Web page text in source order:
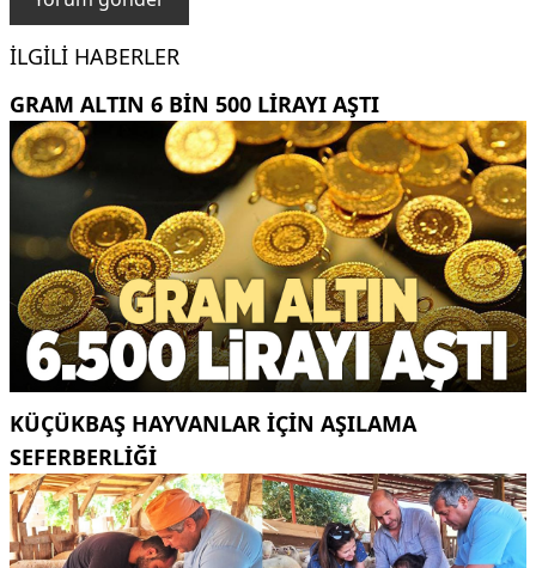
İLGILI HABERLER
GRAM ALTIN 6 BIN 500 LIRAYI AŞTI
KÜÇÜKBAŞ HAYVANLAR İÇİN AŞILAMA
SEFERBERLİĞİ